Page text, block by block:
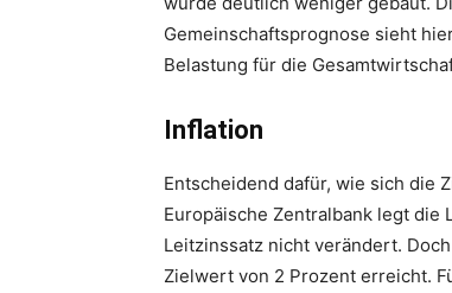
Gemeinschaftsprognose sieht
Belastung für die
Inflation
Entscheidend dafür, wie sich die
Europäische Zentralbank legt die
Leitzinssatz nicht verändert.
Zielwert von 2 Prozent erreicht.